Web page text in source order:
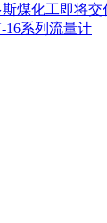
煤化工即将
16系列流量计